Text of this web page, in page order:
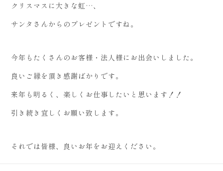
クリスマスに大きな虹…、
サンタさんからのプレゼントですね。
今年もたくさんのお客様・法人様にお出会いしました。
良いご縁を頂き感謝ばかりです。
来年も明るく、楽しくお仕事したいと思います！！
引き続き宜しくお願い致します。
それでは皆様、良いお年をお迎えください。